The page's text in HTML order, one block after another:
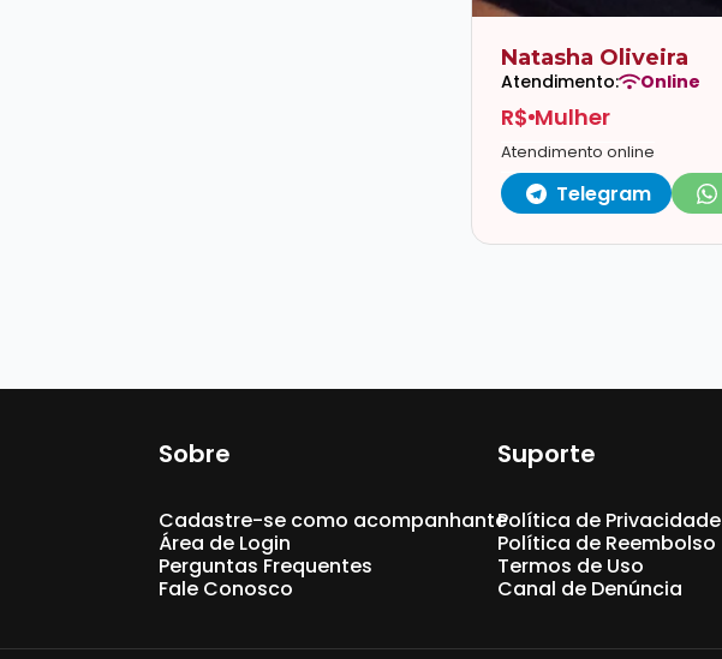
Natasha Oliveira
Atendimento: Online
R$ Mulher
Atendimento online
Telegram
Sobre
Cadastre-se como acompanhante
Área de Login
Perguntas Frequentes
Fale Conosco
Suporte
Política de Privacidade
Política de Reembolso
Termos de Uso
Canal de Denúncia